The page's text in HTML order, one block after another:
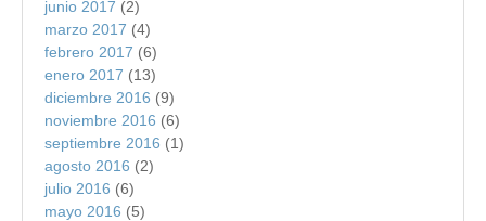
junio 2017 (2)
marzo 2017 (4)
febrero 2017 (6)
enero 2017 (13)
diciembre 2016 (9)
noviembre 2016 (6)
septiembre 2016 (1)
agosto 2016 (2)
julio 2016 (6)
mayo 2016 (5)